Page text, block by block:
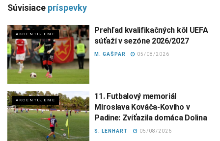
Súvisiace príspevky
AKCENTUJEME
Prehľad kvalifikačných kôl UEFA
súťaží v sezóne 2026/2027
M. GAŠPAR 05/08/2026
AKCENTUJEME
11. Futbalový memoriál
Miroslava Kováča-Koviho v
Padine: Zvíťazila domáca Dolina
S. LENHART 05/08/2026